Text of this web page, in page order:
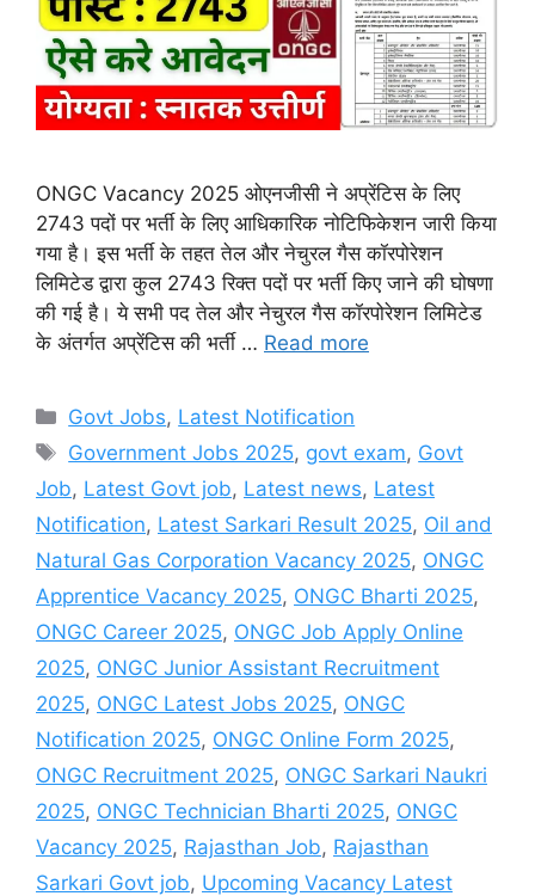
ONGC Vacancy 2025 ओएनजीसी ने अप्रेंटिस के लिए
2743 पदों पर भर्ती के लिए आधिकारिक नोटिफिकेशन जारी किया
गया है। इस भर्ती के तहत तेल और नेचुरल गैस कॉरपोरेशन
लिमिटेड द्वारा कुल 2743 रिक्त पदों पर भर्ती किए जाने की घोषणा
की गई है। ये सभी पद तेल और नेचुरल गैस कॉरपोरेशन लिमिटेड
के अंतर्गत अप्रेंटिस की भर्ती … Read more
Categories
Govt Jobs, Latest Notification
Tags
Government Jobs 2025, govt exam, Govt
Job, Latest Govt job, Latest news, Latest
Notification, Latest Sarkari Result 2025, Oil and
Natural Gas Corporation Vacancy 2025, ONGC
Apprentice Vacancy 2025, ONGC Bharti 2025,
ONGC Career 2025, ONGC Job Apply Online
2025, ONGC Junior Assistant Recruitment
2025, ONGC Latest Jobs 2025, ONGC
Notification 2025, ONGC Online Form 2025,
ONGC Recruitment 2025, ONGC Sarkari Naukri
2025, ONGC Technician Bharti 2025, ONGC
Vacancy 2025, Rajasthan Job, Rajasthan
Sarkari Govt job, Upcoming Vacancy Latest